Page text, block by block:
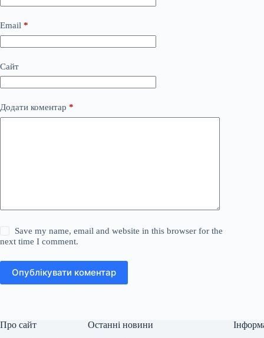
Email *
Сайт
Додати коментар *
Save my name, email and website in this browser for the
next time I comment.
Опублікувати коментар
Про сайт Останні новини